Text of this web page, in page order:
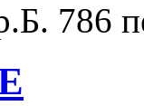
786